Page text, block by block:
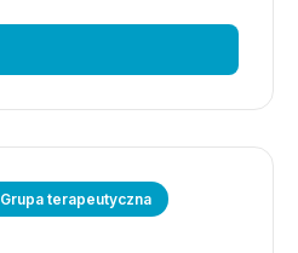
Grupa terapeutyczna